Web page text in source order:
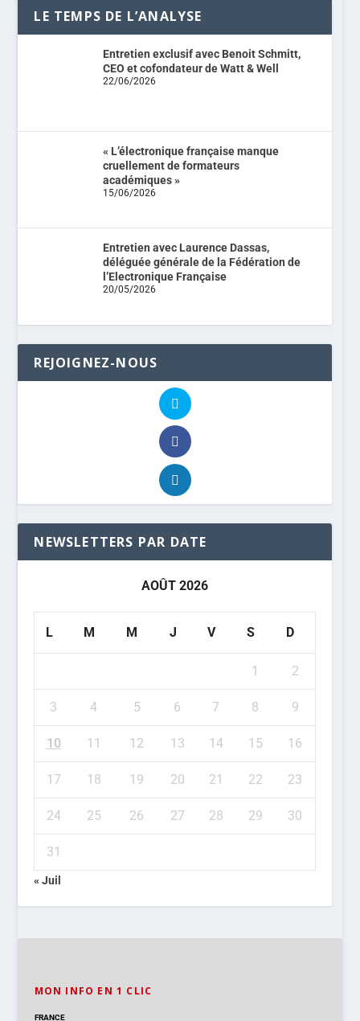
LE TEMPS DE L’ANALYSE
Entretien exclusif avec Benoit Schmitt,
CEO et cofondateur de Watt & Well
22/06/2026
« L’électronique française manque
cruellement de formateurs
académiques »
15/06/2026
Entretien avec Laurence Dassas,
déléguée générale de la Fédération de
l’Electronique Française
20/05/2026
REJOIGNEZ-NOUS
NEWSLETTERS PAR DATE
AOÛT 2026
L M M J V S D
1 2
3 4 5 6 7 8 9
10 11 12 13 14 15 16
17 18 19 20 21 22 23
24 25 26 27 28 29 30
31
« Juil
MON INFO EN 1 CLIC
FRANCE